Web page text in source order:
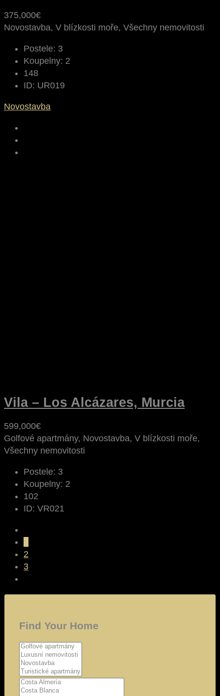
375,000€
Novostavba, V blízkosti moře, Všechny nemovitosti
Postele: 3
Koupelny: 2
148
ID: UR019
Novostavba
Vila – Los Alcázares, Murcia
599,000€
Golfové apartmány, Novostavba, V blízkosti moře,
Všechny nemovitosti
Postele: 3
Koupelny: 2
102
ID: VR021
2
3
Find Your Home